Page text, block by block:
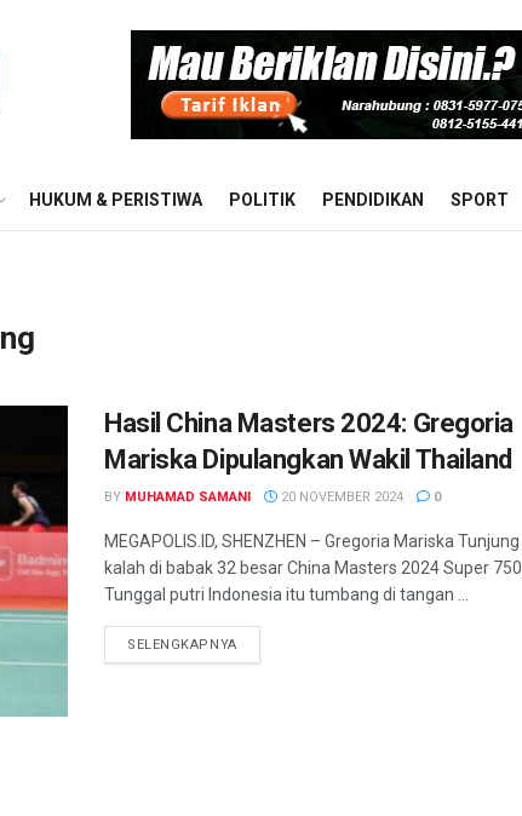
HUKUM & PERISTIWA POLITIK PENDIDIKAN SPORT
Hasil China Masters 2024: Gregoria
Mariska Dipulangkan Wakil Thailand
BY MUHAMAD SAMANI 20 NOVEMBER 2024 0
MEGAPOLIS.ID, SHENZHEN – Gregoria Mariska Tunjung
kalah di babak 32 besar China Masters 2024 Super 750.
Tunggal putri Indonesia itu tumbang di tangan ...
SELENGKAPNYA